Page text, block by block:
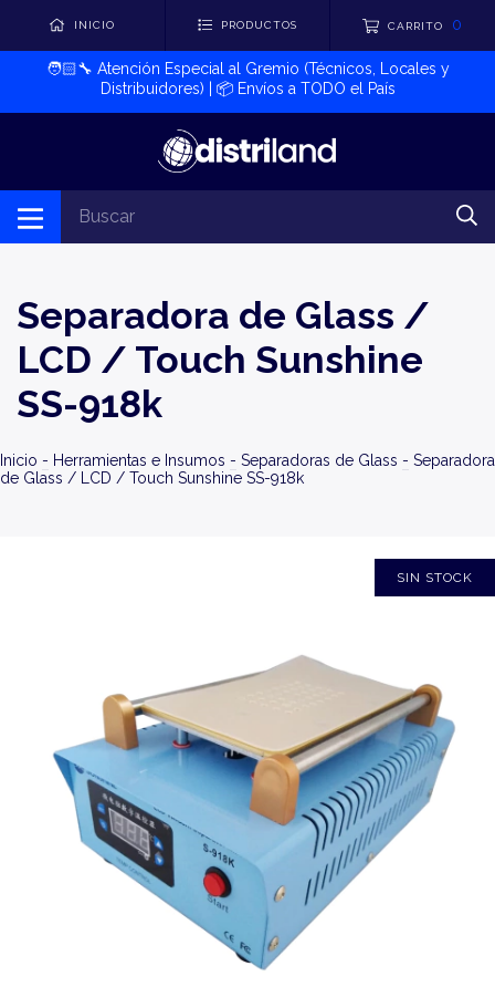
INICIO PRODUCTOS CARRITO 0
🧑🏻‍🔧​ Atención Especial al Gremio (Técnicos, Locales y
Distribuidores) | 📦​ Envíos a TODO el País
Separadora de Glass /
LCD / Touch Sunshine
SS-918k
Inicio - Herramientas e Insumos - Separadoras de Glass - Separadora
de Glass / LCD / Touch Sunshine SS-918k
SIN STOCK